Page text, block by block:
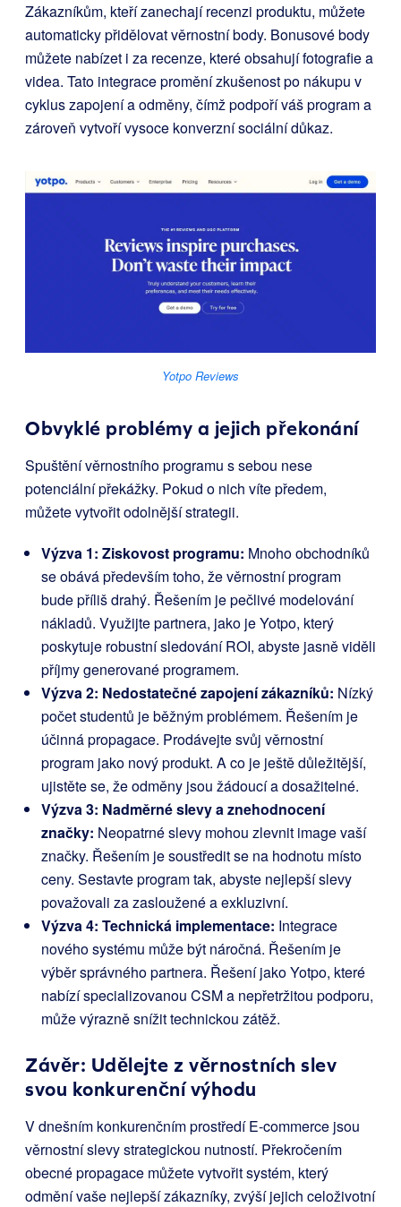
Zákazníkům, kteří zanechají recenzi produktu, můžete
automaticky přidělovat věrnostní body. Bonusové body
můžete nabízet i za recenze, které obsahují fotografie a
videa. Tato integrace promění zkušenost po nákupu v
cyklus zapojení a odměny, čímž podpoří váš program a
zároveň vytvoří vysoce konverzní sociální důkaz.
Yotpo Reviews
Obvyklé problémy a jejich překonání
Spuštění věrnostního programu s sebou nese
potenciální překážky. Pokud o nich víte předem,
můžete vytvořit odolnější strategii.
Výzva 1: Ziskovost programu: Mnoho obchodníků
se obává především toho, že věrnostní program
bude příliš drahý. Řešením je pečlivé modelování
nákladů. Využijte partnera, jako je Yotpo, který
poskytuje robustní sledování ROI, abyste jasně viděli
příjmy generované programem.
Výzva 2: Nedostatečné zapojení zákazníků: Nízký
počet studentů je běžným problémem. Řešením je
účinná propagace. Prodávejte svůj věrnostní
program jako nový produkt. A co je ještě důležitější,
ujistěte se, že odměny jsou žádoucí a dosažitelné.
Výzva 3: Nadměrné slevy a znehodnocení
značky: Neopatrné slevy mohou zlevnit image vaší
značky. Řešením je soustředit se na hodnotu místo
ceny. Sestavte program tak, abyste nejlepší slevy
považovali za zasloužené a exkluzivní.
Výzva 4: Technická implementace: Integrace
nového systému může být náročná. Řešením je
výběr správného partnera. Řešení jako Yotpo, které
nabízí specializovanou CSM a nepřetržitou podporu,
může výrazně snížit technickou zátěž.
Závěr: Udělejte z věrnostních slev
svou konkurenční výhodu
V dnešním konkurenčním prostředí E-commerce jsou
věrnostní slevy strategickou nutností. Překročením
obecné propagace můžete vytvořit systém, který
odmění vaše nejlepší zákazníky, zvýší jejich celoživotní